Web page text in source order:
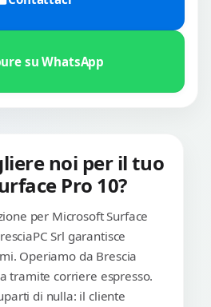
su WhatsApp
noi per il tuo
Pro 10?
per Microsoft Surface
Srl garantisce
Operiamo da Brescia
tramite corriere espresso.
di nulla: il cliente